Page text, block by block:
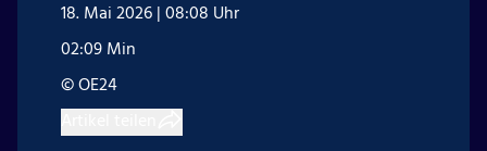
18. Mai 2026 | 08:08 Uhr
02:09 Min
© OE24